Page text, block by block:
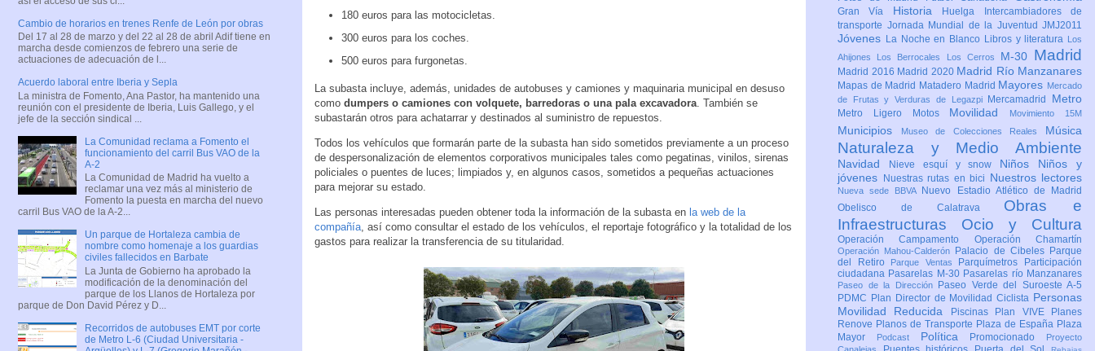
180 euros para las motocicletas.
300 euros para los coches.
500 euros para furgonetas.
La subasta incluye, además, unidades de autobuses y camiones y maquinaria municipal en desuso
como dumpers o camiones con volquete, barredoras o una pala excavadora . También se
subastarán otros para achatarrar y destinados al suministro de repuestos.
Todos los vehículos que formarán parte de la subasta han sido sometidos previamente a un proceso
de despersonalización de elementos corporativos municipales tales como pegatinas, vinilos, sirenas
policiales o puentes de luces; limpiados y, en algunos casos, sometidos a pequeñas actuaciones
para mejorar su estado.
Las personas interesadas pueden obtener toda la información de la subasta en la web de la
compañía , así como consultar el estado de los vehículos, el reportaje fotográfico y la totalidad de los
gastos para realizar la transferencia de su titularidad.
Cambio de horarios en trenes Renfe de León por obras
Del 17 al 28 de marzo y del 22 al 28 de abril Adif tiene en
marcha desde comienzos de febrero una serie de
actuaciones de adecuación de l...
Acuerdo laboral entre Iberia y Sepla
La ministra de Fomento, Ana Pastor, ha mantenido una
reunión con el presidente de Iberia, Luis Gallego, y el
jefe de la sección sindical ...
La Comunidad reclama a Fomento el
funcionamiento del carril Bus VAO de la
A-2
La Comunidad de Madrid ha vuelto a
reclamar una vez más al ministerio de
Fomento la puesta en marcha del nuevo
carril Bus VAO de la A-2...
Un parque de Hortaleza cambia de
nombre como homenaje a los guardias
civiles fallecidos en Barbate
La Junta de Gobierno ha aprobado la
modificación de la denominación del
parque de los Llanos de Hortaleza por
parque de Don David Pérez y D...
Recorridos de autobuses EMT por corte
de Metro L-6 (Ciudad Universitaria -
Gran Vía Historia Huelga
Intercambiadores de
transporte Jornada Mundial de la Juventud JMJ2011
Jóvenes La Noche en Blanco Libros y literatura
Los
Ahijones
Los Berrocales Los Cerros M-30 Madrid
Madrid 2016 Madrid 2020 Madrid Río Manzanares
Mapas de Madrid Matadero Madrid Mayores Mercado
de Frutas y Verduras de Legazpi
Mercamadrid Metro
Metro Ligero Motos Movilidad Movimiento 15M
Municipios Museo de Colecciones Reales Música
Naturaleza y Medio Ambiente
Navidad Nieve esquí y snow Niños Niños y
jóvenes
Nuestras rutas en bici Nuestros lectores
Nueva sede BBVA
Nuevo Estadio Atlético de Madrid
Obelisco de Calatrava Obras e
Infraestructuras Ocio y Cultura
Operación Campamento Operación Chamartín
Operación Mahou-Calderón Palacio de Cibeles Parque
del Retiro
Parque Ventas Parquímetros
Participación
ciudadana Pasarelas M-30 Pasarelas río Manzanares
Paseo de la Dirección
Paseo Verde del Suroeste A-5
PDMC Plan Director de Movilidad Ciclista Personas
Movilidad Reducida
Piscinas Plan VIVE
Planes
Renove Planos de Transporte Plaza de España Plaza
Mayor
Podcast Política Promocionado
Proyecto